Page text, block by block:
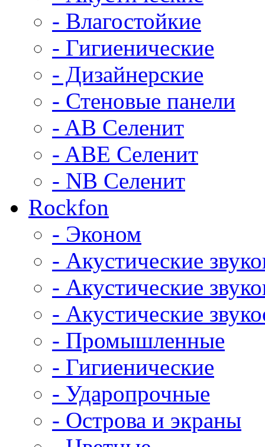
- Влагостойкие
- Гигиенические
- Дизайнерские
- Стеновые панели
- AB Селенит
- ABE Селенит
- NB Селенит
Rockfon
- Эконом
- Акустические
- Акустические
- Акустические
- Промышленные
- Гигиенические
- Ударопрочные
- Острова и экраны